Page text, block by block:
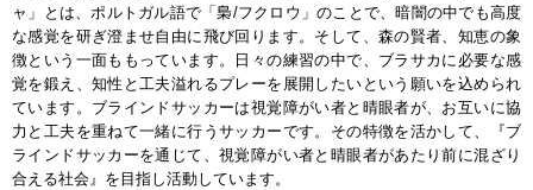
ャ」とは、ポルトガル語で「梟/フクロウ」のことで、暗闇の中でも高度
な感覚を研ぎ澄ませ自由に飛び回ります。そして、森の賢者、知恵の象
徴という一面ももっています。日々の練習の中で、ブラサカに必要な感
覚を鍛え、知性と工夫溢れるプレーを展開したいという願いを込められ
ています。ブラインドサッカーは視覚障がい者と晴眼者が、お互いに協
力と工夫を重ねて一緒に行うサッカーです。その特徴を活かして、『ブ
ラインドサッカーを通じて、視覚障がい者と晴眼者があたり前に混ざり
合える社会』を目指し活動しています。